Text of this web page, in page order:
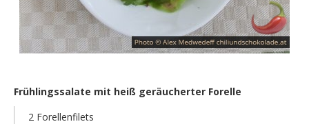
Frühlingssalate mit heiß geräucherter Forelle
2 Forellenfilets